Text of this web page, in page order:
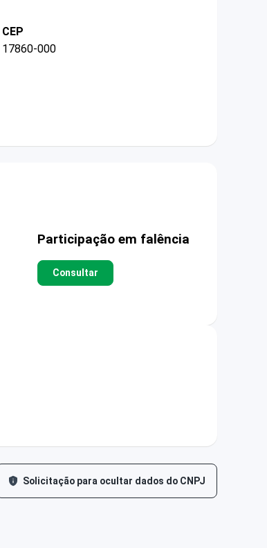
CEP
17860-000
Participação em falência
Consultar
Solicitação para ocultar dados do CNPJ